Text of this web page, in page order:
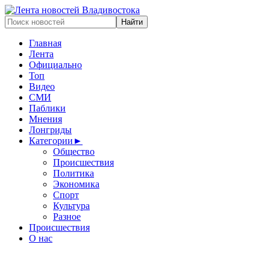
Главная
Лента
Официально
Топ
Видео
СМИ
Паблики
Мнения
Лонгриды
Категории ►
Общество
Происшествия
Политика
Экономика
Спорт
Культура
Разное
Происшествия
О нас